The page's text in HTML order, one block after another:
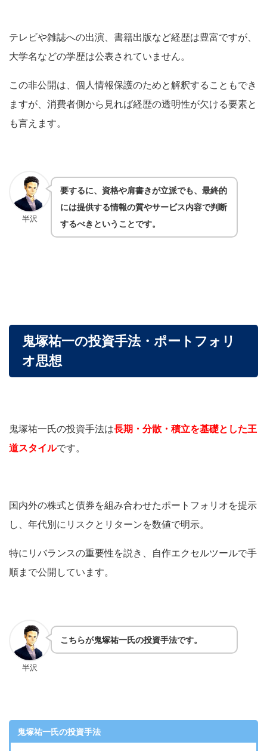
テレビや雑誌への出演、書籍出版など経歴は豊富ですが、
大学名などの学歴は公表されていません。
この非公開は、個人情報保護のためと解釈することもでき
ますが、消費者側から見れば経歴の透明性が欠ける要素と
も言えます。
半沢
要するに、資格や肩書きが立派でも、最終的
には提供する情報の質やサービス内容で判断
するべきということです。
鬼塚祐一の投資手法・ポートフォリ
オ思想
鬼塚祐一氏の投資手法は長期・分散・積立を基礎とした王
道スタイルです。
国内外の株式と債券を組み合わせたポートフォリオを提示
し、年代別にリスクとリターンを数値で明示。
特にリバランスの重要性を説き、自作エクセルツールで手
順まで公開しています。
半沢
こちらが鬼塚祐一氏の投資手法です。
鬼塚祐一氏の投資手法